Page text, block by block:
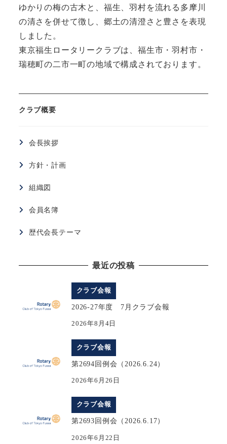
ゆかりの梅の古木と、福生、羽村を流れる多摩川
の清さを併せて徴し、郷土の清澄さと豊さを表現
しました。
東京福生ロータリークラブは、福生市・羽村市・
瑞穂町の二市一町の地域で構成されております。
クラブ概要
会長挨拶
方針・計画
組織図
会員名簿
歴代会長テーマ
最近の投稿
クラブ会報
2026-27年度 7月クラブ会報
2026年8月4日
クラブ会報
第2694回例会（2026.6.24）
2026年6月26日
クラブ会報
第2693回例会（2026.6.17）
2026年6月22日